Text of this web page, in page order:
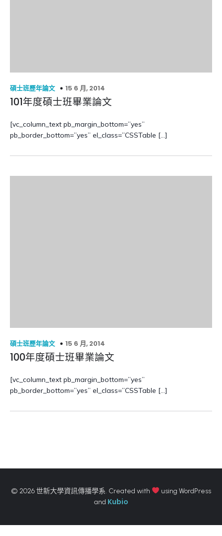
碩士班歷年論文 15 6 月, 2014
101年度碩士班畢業論文
[vc_column_text pb_margin_bottom=”yes”
pb_border_bottom=”yes” el_class=”CSSTable […]
碩士班歷年論文 15 6 月, 2014
100年度碩士班畢業論文
[vc_column_text pb_margin_bottom=”yes”
pb_border_bottom=”yes” el_class=”CSSTable […]
© 2026 世新大學資訊傳播學系. Created with
using WordPress
and Kubio